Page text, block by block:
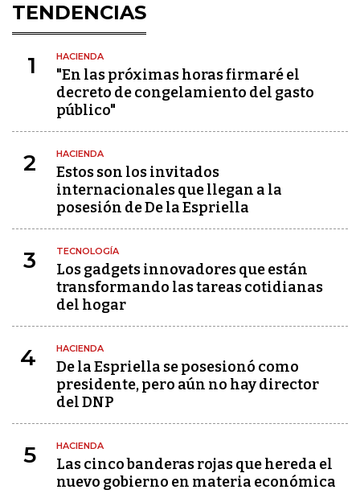
TENDENCIAS
1 HACIENDA
"En las próximas horas firmaré el
decreto de congelamiento del gasto
público"
2 HACIENDA
Estos son los invitados
internacionales que llegan a la
posesión de De la Espriella
3 TECNOLOGÍA
Los gadgets innovadores que están
transformando las tareas cotidianas
del hogar
4 HACIENDA
De la Espriella se posesionó como
presidente, pero aún no hay director
del DNP
5 HACIENDA
Las cinco banderas rojas que hereda el
nuevo gobierno en materia económica